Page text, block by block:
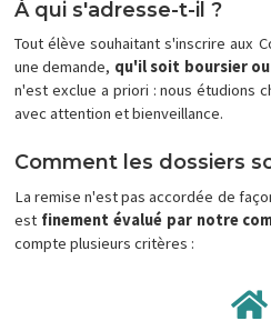
À qui s'adresse-t-il ?
Tout élève souhaitant s'inscrire aux
une demande, qu'il soit boursier ou
n'est exclue a priori : nous étudions
avec attention et bienveillance.
Comment les dossiers
La remise n'est pas accordée de
est finement évalué par notre
compte plusieurs critères :